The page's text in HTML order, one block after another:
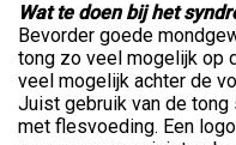
Wat te doen bij het
Bevorder goede
tong zo veel mogelijk op
veel mogelijk achter de
Juist gebruik van de
met flesvoeding. Een